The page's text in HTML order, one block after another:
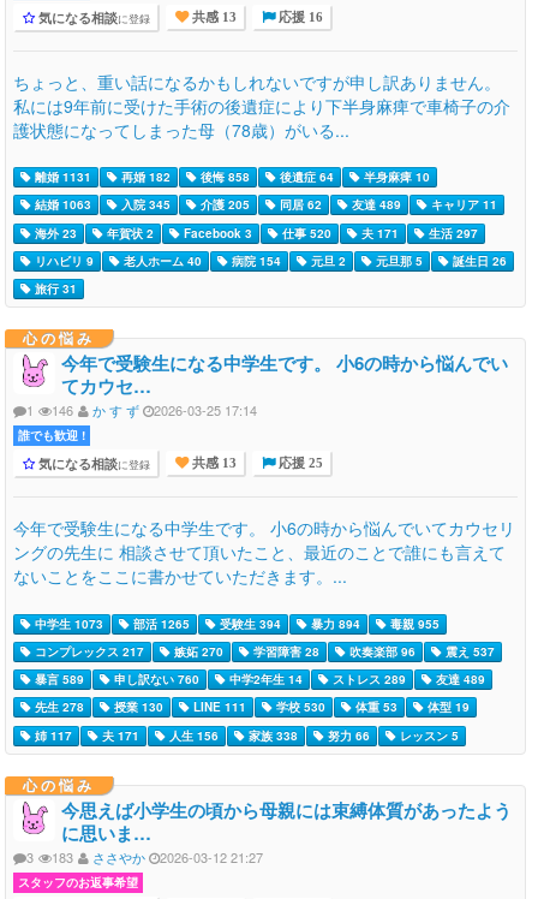
気になる相談に登録 共感 13 応援 16
ちょっと、重い話になるかもしれないですが申し訳ありません。
私には9年前に受けた手術の後遺症により下半身麻痺で車椅子の介
護状態になってしまった母（78歳）がいる...
離婚 1131 再婚 182 後悔 858 後遺症 64
半身麻痺 10
結婚 1063
入院 345 介護 205 同居 62 友達 489
キャリア 11
海外 23
年賀状 2 Facebook 3 仕事 520 夫 171
生活 297
リハビリ 9
老人ホーム 40 病院 154 元旦 2 元旦那 5
誕生日 26
旅行 31
心の悩み
今年で受験生になる中学生です。 小6の時から悩んでい
てカウセ…
1 146 か す ず 2026-03-25 17:14
誰でも歓迎 !
気になる相談に登録 共感 13 応援 25
今年で受験生になる中学生です。 小6の時から悩んでいてカウセリ
ングの先生に 相談させて頂いたこと、最近のことで誰にも言えて
ないことをここに書かせていただきます。...
中学生 1073 部活 1265 受験生 394 暴力 894
毒親 955
コンプレックス 217
嫉妬 270 学習障害 28 吹奏楽部 96
震え 537
暴言 589
申し訳ない 760 中学2年生 14 ストレス 289
友達 489
先生 278
授業 130 LINE 111 学校 530 体重 53
体型 19
姉 117
夫 171 人生 156 家族 338 努力 66 レッスン 5
心の悩み
今思えば小学生の頃から母親には束縛体質があったよう
に思いま…
3 183 ささやか 2026-03-12 21:27
スタッフのお返事希望